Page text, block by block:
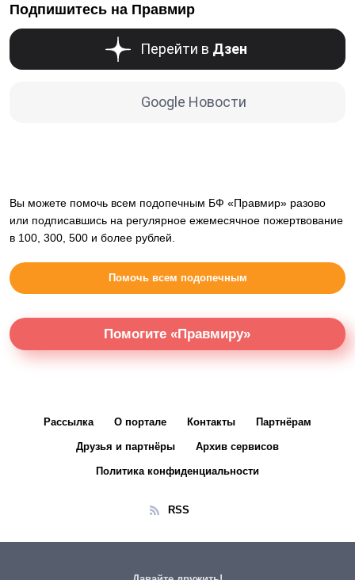
Подпишитесь на Правмир
Перейти в Дзен
Google Новости
Вы можете помочь всем подопечным БФ «Правмир» разово
или подписавшись на регулярное ежемесячное пожертвование
в 100, 300, 500 и более рублей.
Помочь всем подопечным
Помогите «Правмиру»
Рассылка О портале Контакты Партнёрам
Друзья и партнёры Архив сервисов
Политика конфиденциальности
RSS